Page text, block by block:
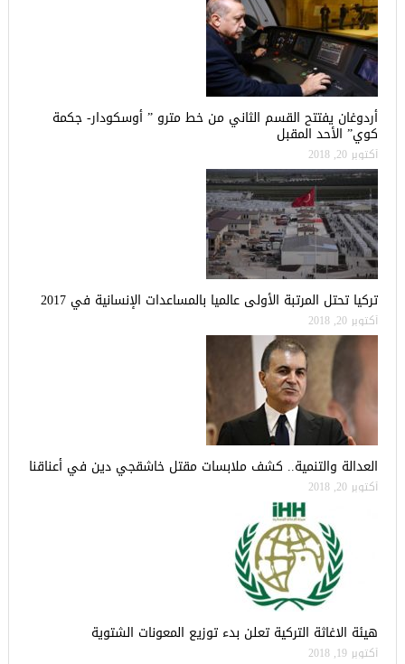
أردوغان يفتتح القسم الثاني من خط مترو ” أوسكودار- جكمة
كوي” الأحد المقبل
أكتوبر 20, 2018
تركيا تحتل المرتبة الأولى عالميا بالمساعدات الإنسانية في 2017
أكتوبر 20, 2018
العدالة والتنمية.. كشف ملابسات مقتل خاشقجي دين في أعناقنا
أكتوبر 20, 2018
هيئة الاغاثة التركية تعلن بدء توزيع المعونات الشتوية
أكتوبر 19, 2018